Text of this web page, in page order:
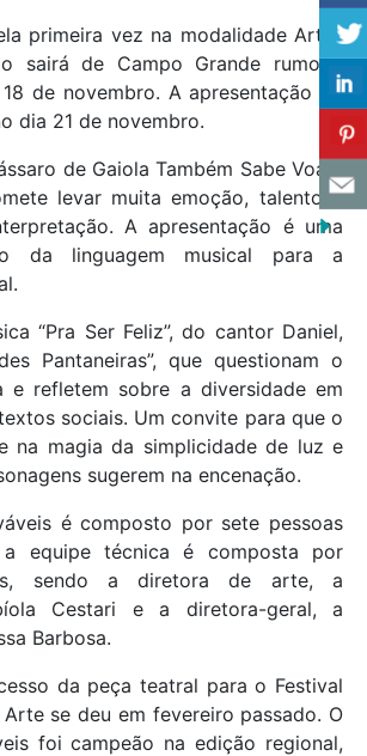
primeira vez na modalidade Artes
sairá de Campo Grande rumo à
de novembro. A apresentação da
dia 21 de novembro.
de Gaiola Também Sabe Voar”,
levar muita emoção, talento e
A apresentação é uma
da linguagem musical para a
“Pra Ser Feliz”, do cantor Daniel,
Pantaneiras”, que questionam o
e refletem sobre a diversidade em
sociais. Um convite para que o
na magia da simplicidade de luz e
sugerem na encenação.
é composto por sete pessoas
equipe técnica é composta por
sendo a diretora de arte, a
Cestari e a diretora-geral, a
Barbosa.
da peça teatral para o Festival
se deu em fevereiro passado. O
foi campeão na edição regional,